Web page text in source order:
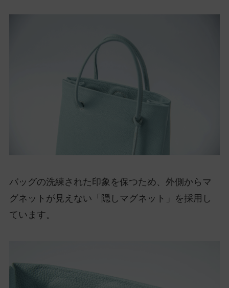
バッグの洗練された印象を保つため、外側からマ
グネットが見えない「隠しマグネット」を採用し
ています。